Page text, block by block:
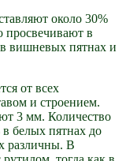
около 30%
просвечивают в
вишневых пятнах и
от всех
и строением.
3 мм. Количество
белых пятнах до
различны. В